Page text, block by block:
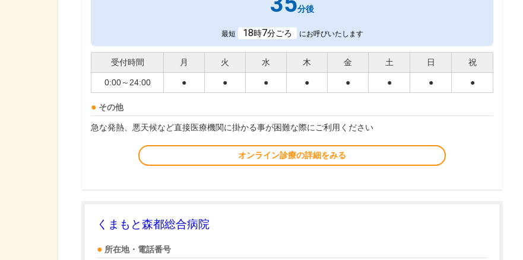
分後
最短 18時7分ごろ にお呼びいたします
受付時間 月 火 水 木 金 土 日 祝
0:00～24:00 ● ● ● ● ● ● ● ●
その他
急な発熱、悪天候など直接医療機関に掛かる事が困難な際にご利用ください
オンライン診療の詳細をみる
くまもと森都総合病院
所在地・電話番号